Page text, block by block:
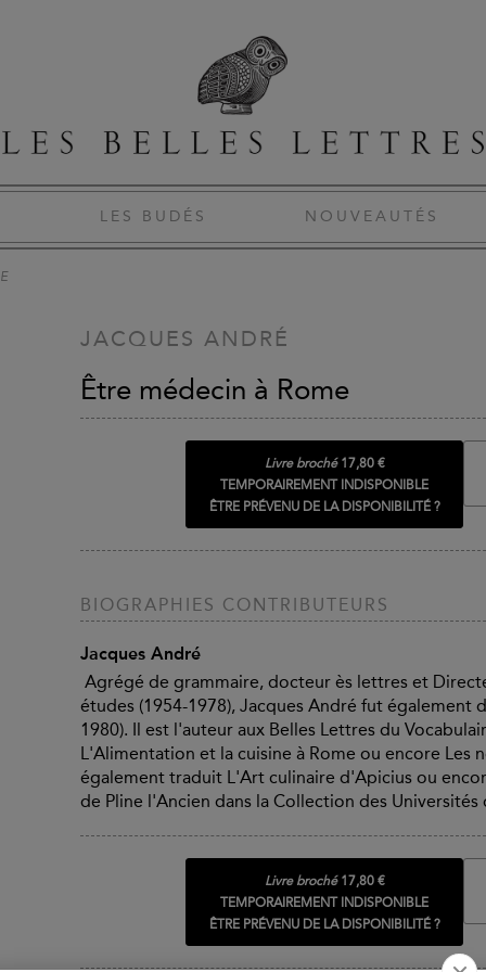
LES BUDÉS NOUVEAUTÉS
JACQUES ANDRÉ
Être médecin à Rome
Livre broché 17,80 €
TEMPORAIREMENT INDISPONIBLE
ÊTRE PRÉVENU DE LA DISPONIBILITÉ ?
BIOGRAPHIES CONTRIBUTEURS
Jacques André
Agrégé de grammaire, docteur ès lettres et
études (1954-1978), Jacques André fut également
1980). Il est l'auteur aux Belles Lettres du
L'Alimentation et la cuisine à Rome ou encore Les
également traduit L'Art culinaire d'Apicius ou
de Pline l'Ancien dans la Collection des Universités
Livre broché 17,80 €
TEMPORAIREMENT INDISPONIBLE
ÊTRE PRÉVENU DE LA DISPONIBILITÉ ?